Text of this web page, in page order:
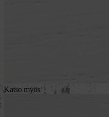
Katso myös